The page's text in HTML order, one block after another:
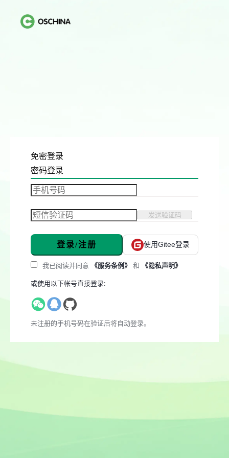
免密登录
密码登录
发送验证码
登录/注册 使用Gitee登录
我已阅读并同意 《服务条例》 和 《隐私声明》
或使用以下帐号直接登录:
未注册的手机号码在验证后将自动登录。